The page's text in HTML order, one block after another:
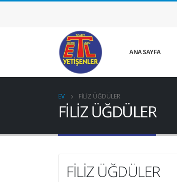
ANA SAYFA
EV FİLİZ ÜĞDÜLER
FİLİZ ÜĞDÜLER
FİLİZ ÜĞDÜLER